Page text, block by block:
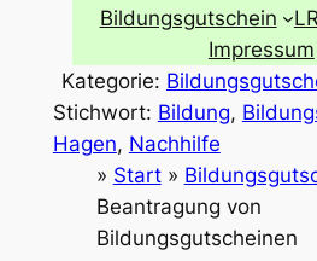
Bildungsgutschein
Impressum
Kategorie:
Stichwort: Bildung,
Hagen, Nachhilfe
» Start»
Beantragung von
Bildungsgutscheinen